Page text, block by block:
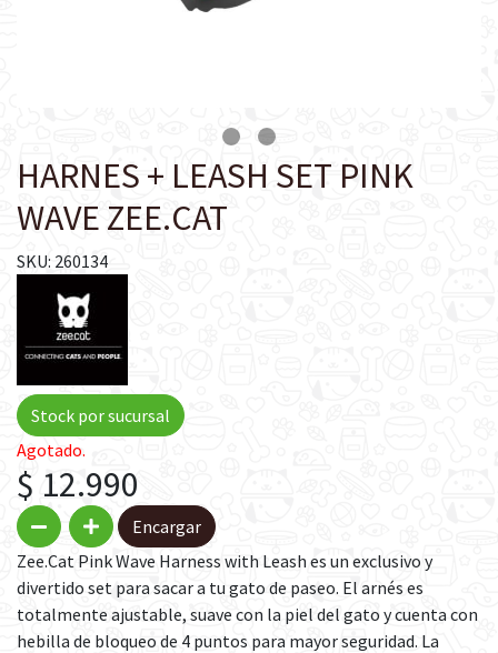
HARNES + LEASH SET PINK
WAVE ZEE.CAT
SKU: 260134
Stock por sucursal
Agotado.
$ 12.990
Encargar
Zee.Cat Pink Wave Harness with Leash es un exclusivo y
divertido set para sacar a tu gato de paseo. El arnés es
totalmente ajustable, suave con la piel del gato y cuenta con
hebilla de bloqueo de 4 puntos para mayor seguridad. La